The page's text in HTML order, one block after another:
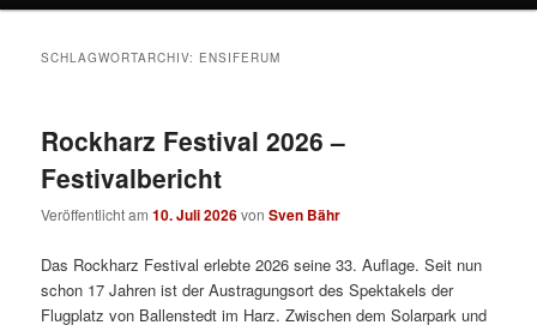
SCHLAGWORTARCHIV: ENSIFERUM
Rockharz Festival 2026 –
Festivalbericht
Veröffentlicht am10. Juli 2026vonSven Bähr
Das Rockharz Festival erlebte 2026 seine 33. Auflage. Seit nun
schon 17 Jahren ist der Austragungsort des Spektakels der
Flugplatz von Ballenstedt im Harz. Zwischen dem Solarpark und